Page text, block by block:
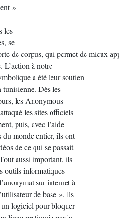
».
les
se
de corpus, qui permet de mieux
L’action à notre
a été leur soutien
tunisienne. Dès les
les Anonymous
les sites officiels
puis, avec l’aide
du monde entier, ils ont
de ce qui se passait
aussi important, ils
outils informatiques
sur internet à
de base ». Ils
un logiciel pour bloquer